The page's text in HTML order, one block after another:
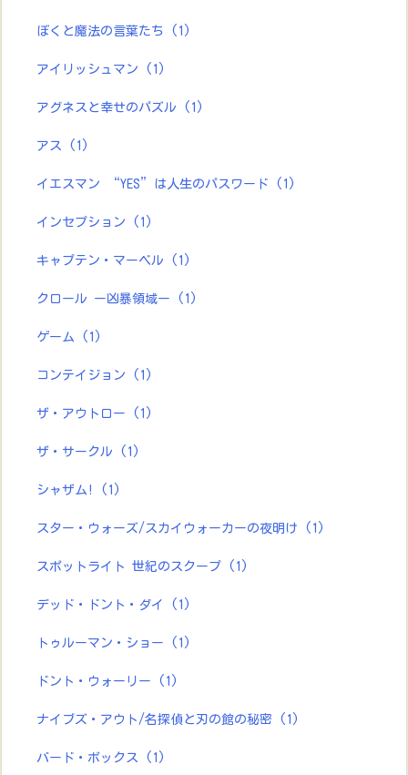
ぼくと魔法の言葉たち (1)
アイリッシュマン (1)
アグネスと幸せのパズル (1)
アス (1)
イエスマン “YES”は人生のパスワード (1)
インセプション (1)
キャプテン・マーベル (1)
クロール ー凶暴領域ー (1)
ゲーム (1)
コンテイジョン (1)
ザ・アウトロー (1)
ザ・サークル (1)
シャザム! (1)
スター・ウォーズ/スカイウォーカーの夜明け (1)
スポットライト 世紀のスクープ (1)
デッド・ドント・ダイ (1)
トゥルーマン・ショー (1)
ドント・ウォーリー (1)
ナイブズ・アウト/名探偵と刃の館の秘密 (1)
バード・ボックス (1)